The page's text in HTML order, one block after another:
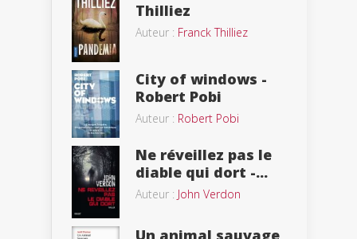
Thilliez
Auteur : Franck Thilliez
City of windows -
Robert Pobi
Auteur : Robert Pobi
Ne réveillez pas le
diable qui dort -...
Auteur : John Verdon
Un animal sauvage